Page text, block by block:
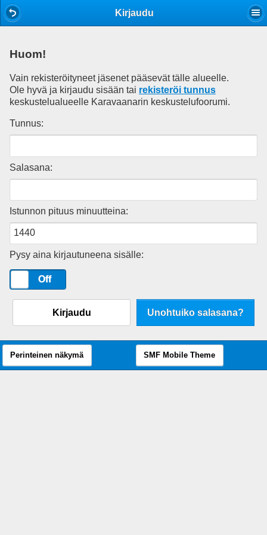
Kirjaudu
Huom!
Vain rekisteröityneet jäsenet pääsevät tälle alueelle.
Ole hyvä ja kirjaudu sisään tai rekisteröi tunnus
keskustelualueelle Karavaanarin keskustelufoorumi.
Tunnus:
Salasana:
Istunnon pituus minuutteina:
Pysy aina kirjautuneena sisälle:
Off
Kirjaudu Unohtuiko salasana?
Perinteinen näkymä SMF Mobile Theme